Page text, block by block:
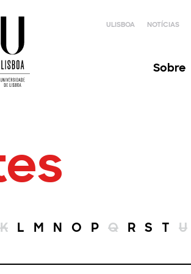
ULISBOA NOTÍCIAS
Sobre
K L M N O P Q R S T U